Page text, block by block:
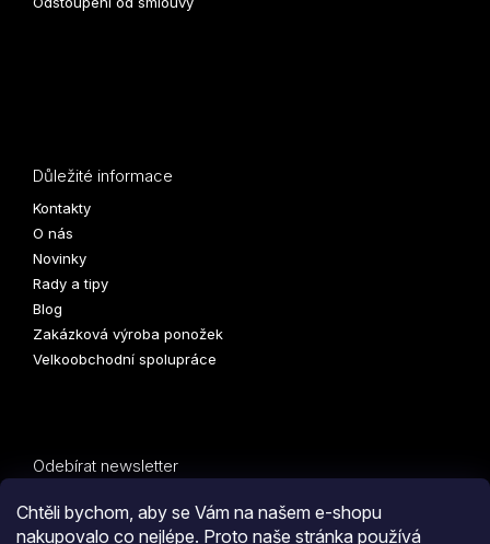
Chtěli bychom, aby se Vám na našem e-shopu
nakupovalo co nejlépe. Proto naše stránka používá
Důležité informace
Kontakty
O nás
Novinky
Rady a tipy
Blog
Zakázková výroba ponožek
Velkoobchodní spolupráce
Odebírat newsletter
Vložte svůj e-mail a my vám budeme zasílat informace o
nových produktech na našem e-shopu.